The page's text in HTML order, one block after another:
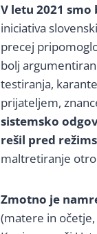
V letu 2021
iniciativa
precej
bolj
testiranja,
prijateljem,
sistemsko
rešil pred
maltretiranje
Zmotno je
(matere in